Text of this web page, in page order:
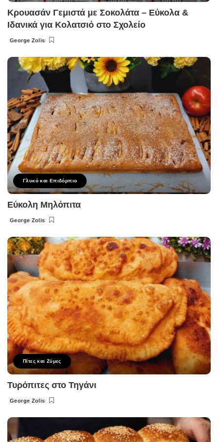
Κρουασάν Γεμιστά με Σοκολάτα – Εύκολα &
Ιδανικά για Κολατσιό στο Σχολείο
Posted
George Zolis
Γλυκό και Επιδόρπιο
Εύκολη Μηλόπιτα
Posted
George Zolis
Πίτες και Ζύμες
Τυρόπιτες στο Τηγάνι
Posted
George Zolis